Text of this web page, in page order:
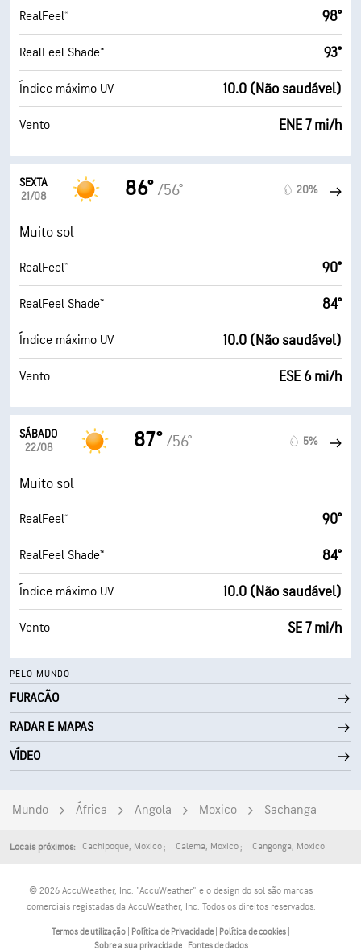
RealFeel® 98°
RealFeel Shade™ 93°
Índice máximo UV 10.0 (Não saudável)
Vento ENE 7 mi/h
SEXTA
21/08
86° /56° 20%
Muito sol
RealFeel® 90°
RealFeel Shade™ 84°
Índice máximo UV 10.0 (Não saudável)
Vento ESE 6 mi/h
SÁBADO
22/08
87° /56° 5%
Muito sol
RealFeel® 90°
RealFeel Shade™ 84°
Índice máximo UV 10.0 (Não saudável)
Vento SE 7 mi/h
PELO MUNDO
FURACÃO
RADAR E MAPAS
VÍDEO
Mundo África Angola Moxico Sachanga
Locais próximos: Cachipoque, Moxico Calema, Moxico Cangonga, Moxico
© 2026 AccuWeather, Inc. "AccuWeather" e o design do sol são marcas
comerciais registadas da AccuWeather, Inc. Todos os direitos reservados.
Termos de utilização Política de Privacidade Política de cookies
Sobre a sua privacidade| Fontes de dados